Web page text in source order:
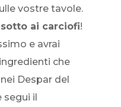
vostre tavole.
ai carciofi!
e avrai
che
Despar del
segui il